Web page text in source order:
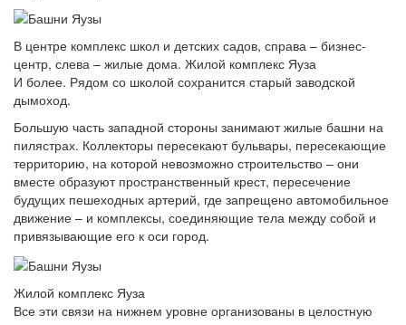
В центре комплекс школ и детских садов, справа – бизнес-
центр, слева – жилые дома. Жилой комплекс Яуза
И более. Рядом со школой сохранится старый заводской
дымоход.
Большую часть западной стороны занимают жилые башни на
пилястрах. Коллекторы пересекают бульвары, пересекающие
территорию, на которой невозможно строительство – они
вместе образуют пространственный крест, пересечение
будущих пешеходных артерий, где запрещено автомобильное
движение – и комплексы, соединяющие тела между собой и
привязывающие его к оси город.
Жилой комплекс Яуза
Все эти связи на нижнем уровне организованы в целостную